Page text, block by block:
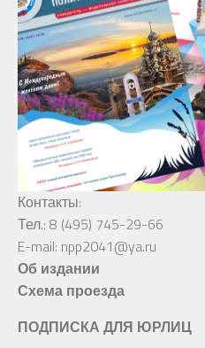
Контакты:
Тел.: 8 (495) 745-29-66
E-mail: npp2041@ya.ru
Об издании
Схема проезда
ПОДПИСКА ДЛЯ ЮРЛИЦ